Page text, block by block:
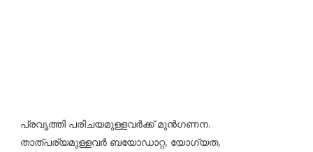
പ്രവൃത്തി പരിചയമുള്ളവര്‍ക്ക് മുന്‍ഗണന.
താത്പര്യമുള്ളവര്‍ ബയോഡാറ്റ, യോഗ്യത,